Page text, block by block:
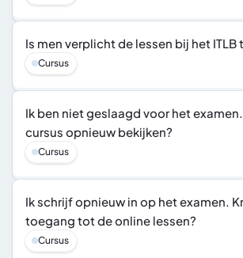
Is men verplicht de lessen bij het ITLB
Cursus
Ik ben niet geslaagd voor het
cursus opnieuw bekijken?
Cursus
Ik schrijf opnieuw in op het examen.
toegang tot de online lessen?
Cursus